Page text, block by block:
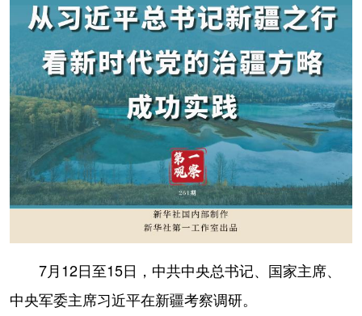
辽宁 吉林 上海 江苏
浙江 安徽 福建 江西
山东 河南 湖北 湖南
广东 广西 海南 重庆
四川 云南 西藏
陕西 甘肃 青海 宁夏
内蒙古 黑龙江
多语种频道
7月12日至15日，中共中央总书记、国家主席、
中央军委主席习近平在新疆考察调研。